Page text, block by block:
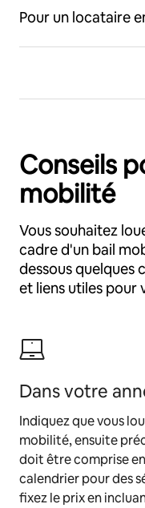
Pour un locataire
Conseils
mobilité
Vous souhaitez
cadre d'un bail
dessous quelques
et liens utiles pour
Dans votre
Indiquez que vous
mobilité, ensuite
doit être comprise
calendrier pour des
fixez le prix en